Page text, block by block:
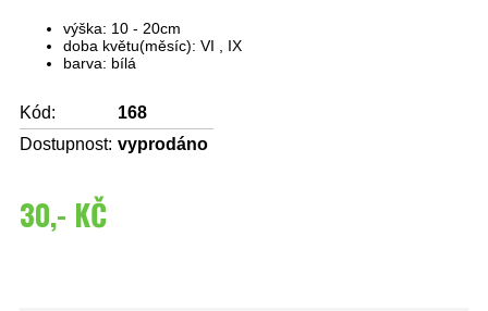
výška: 10 - 20cm
doba květu(měsíc): VI , IX
barva: bílá
Kód:
168
Dostupnost: vyprodáno
30,- KČ